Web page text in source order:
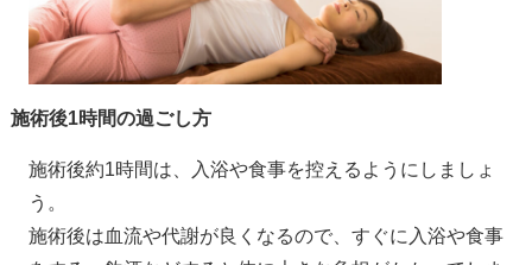
施術後1時間の過ごし方
施術後約1時間は、入浴や食事を控えるようにしましょ
う。
施術後は血流や代謝が良くなるので、すぐに入浴や食事